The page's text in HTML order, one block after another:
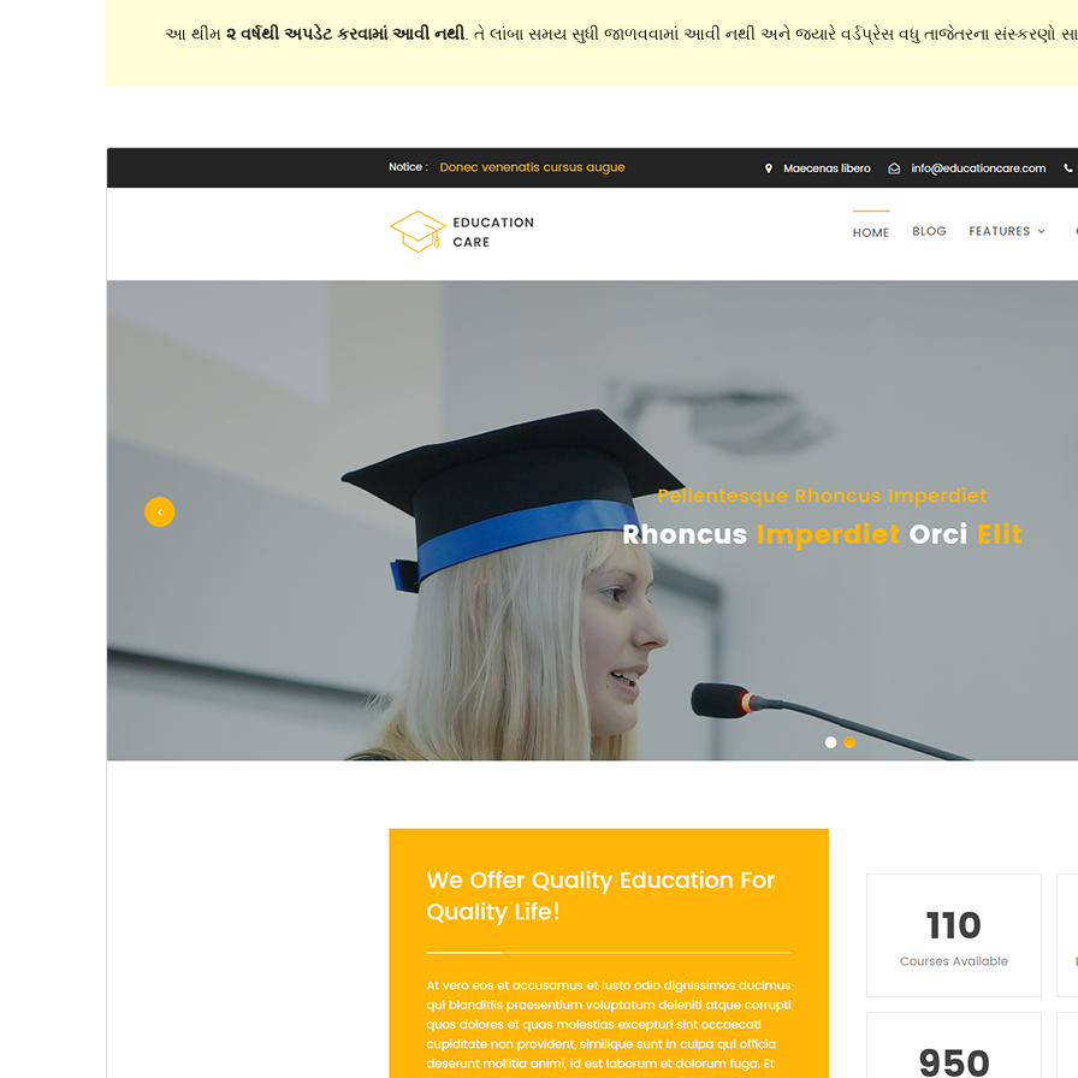
આ થીમ ૨ વર્ષથી અપડેટ કરવામાં આવી નથી. તે લાંબા સમય સુધી જાળવવામાં આવી નથી અને જ્યારે વર્ડપ્રેસ વધુ તાજેતરના સંસ્કરણો